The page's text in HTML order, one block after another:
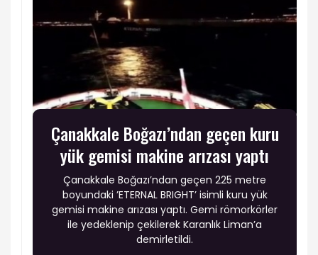
Çanakkale Boğazı’ndan geçen kuru
yük gemisi makine arızası yaptı
Çanakkale Boğazı’ndan geçen 225 metre
boyundaki ’ETERNAL BRIGHT’ isimli kuru yük
gemisi makine arızası yaptı. Gemi römorkörler
ile yedeklenip çekilerek Karanlık Liman’a
demirletildi.